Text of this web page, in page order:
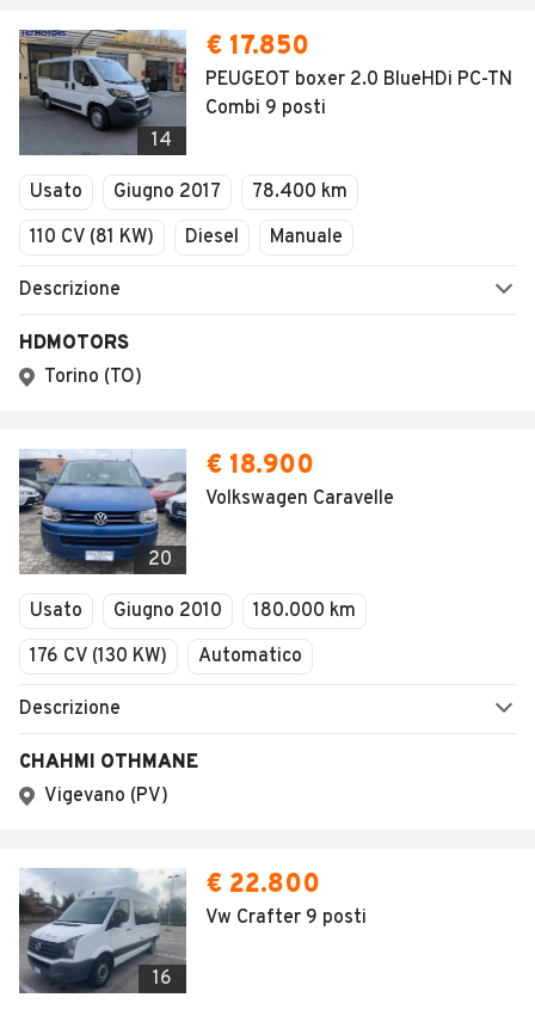
14
€ 17.850
PEUGEOT boxer 2.0 BlueHDi PC-TN
Combi 9 posti
Usato Giugno 2017
78.400 km
110 CV (81 KW)
Diesel Manuale
Descrizione
HDMOTORS
Torino (TO)
20
€ 18.900
Volkswagen Caravelle
Usato Giugno 2010
180.000 km
176 CV (130 KW)
Automatico
Descrizione
CHAHMI OTHMANE
Vigevano (PV)
16
€ 22.800
Vw Crafter 9 posti